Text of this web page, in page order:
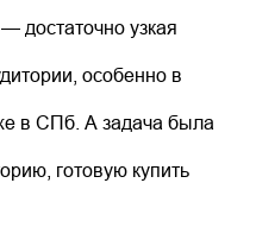
достаточно узкая
особенно в
в СПб. А задача была
готовую купить